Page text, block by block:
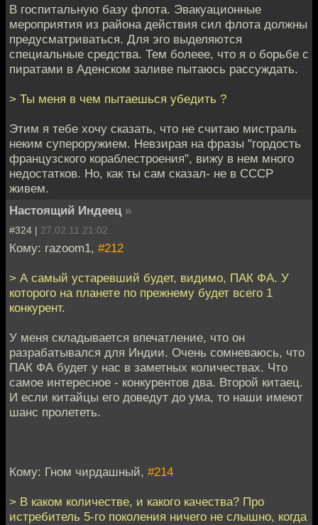
В госпитальную базу флота. Эвакуационные
мероприятия из района действия сил флота должны
предусматриваться. Для эго выделяются
специальные средства. Тем болеее, что я о борьбе с
пиратами в Аденском заливе пытаюсь рассуждать.
> Ты меня в чем пытаешься убедить ?
Этим я тебе хочу сказать, что не считаю мистраль
неким супероружием. Невзирая на фразы "гордость
французского кораблестроения", вижу в нем много
недостатков. Но, как ты сам сказал- не в СССР
живем.
Настоящий Индеец »
#324 | 27.02.11 21:02
Кому: razoom1, #212
> А самый устаревший будет, видимо, ПАК ФА. У
которого на планете по прежнему будет всего 1
конкурент.
У меня складывается впечатление, что он
разрабатывался для Индии. Очень сомневаюсь, что
ПАК ФА будет у нас в заметных количествах. Что
самое интересное - конкурентов два. Второй китаец.
И если китайцы его доведут до ума, то наши имеют
шанс пролететь.
Кому: Гном чирдашный, #214
> В каком количестве, и какого качества? Про
истребитель 5-го поколения ничего не слышно, когда